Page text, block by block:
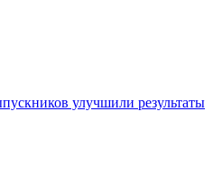
улучшили результаты